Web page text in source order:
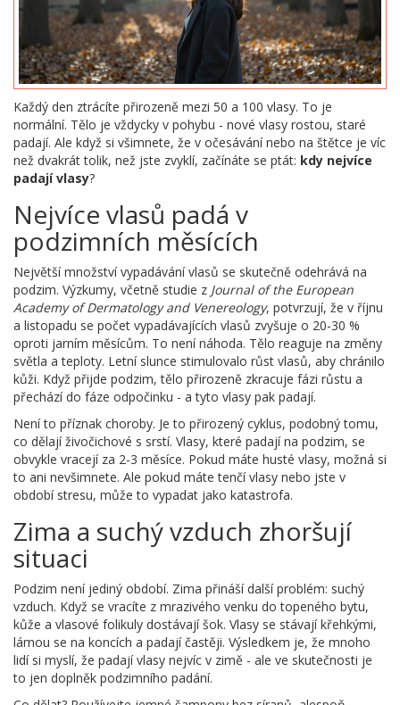
Každý den ztrácíte přirozeně mezi 50 a 100 vlasy. To je
normální. Tělo je vždycky v pohybu - nové vlasy rostou, staré
padají. Ale když si všimnete, že v očesávání nebo na štětce je víc
než dvakrát tolik, než jste zvyklí, začínáte se ptát: kdy nejvíce
padají vlasy?
Nejvíce vlasů padá v
podzimních měsících
Největší množství vypadávání vlasů se skutečně odehrává na
podzim. Výzkumy, včetně studie z Journal of the European
Academy of Dermatology and Venereology, potvrzují, že v říjnu
a listopadu se počet vypadávajících vlasů zvyšuje o 20-30 %
oproti jarním měsícům. To není náhoda. Tělo reaguje na změny
světla a teploty. Letní slunce stimulovalo růst vlasů, aby chránilo
kůži. Když přijde podzim, tělo přirozeně zkracuje fázi růstu a
přechází do fáze odpočinku - a tyto vlasy pak padají.
Není to příznak choroby. Je to přirozený cyklus, podobný tomu,
co dělají živočichové s srstí. Vlasy, které padají na podzim, se
obvykle vracejí za 2-3 měsíce. Pokud máte husté vlasy, možná si
to ani nevšimnete. Ale pokud máte tenčí vlasy nebo jste v
období stresu, může to vypadat jako katastrofa.
Zima a suchý vzduch zhoršují
situaci
Podzim není jediný období. Zima přináší další problém: suchý
vzduch. Když se vracíte z mrazivého venku do topeného bytu,
kůže a vlasové folikuly dostávají šok. Vlasy se stávají křehkými,
lámou se na koncích a padají častěji. Výsledkem je, že mnoho
lidí si myslí, že padají vlasy nejvíc v zimě - ale ve skutečnosti je
to jen doplněk podzimního padání.